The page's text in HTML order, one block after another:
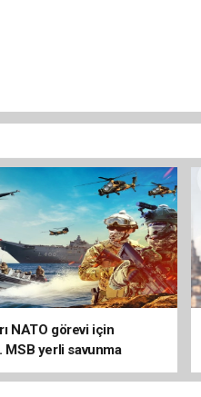
NATO görevi için
MSB yerli savunma
güçleniyor